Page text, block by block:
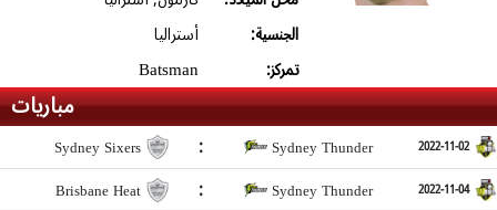
الجنسية:
أستراليا
تمركز:
Batsman
مباريات
Sydney Sixers : Sydney Thunder 2022-11-02
Brisbane Heat : Sydney Thunder 2022-11-04